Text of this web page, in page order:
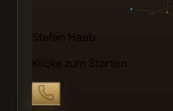
Stefan Haab
Klicke zum Starten